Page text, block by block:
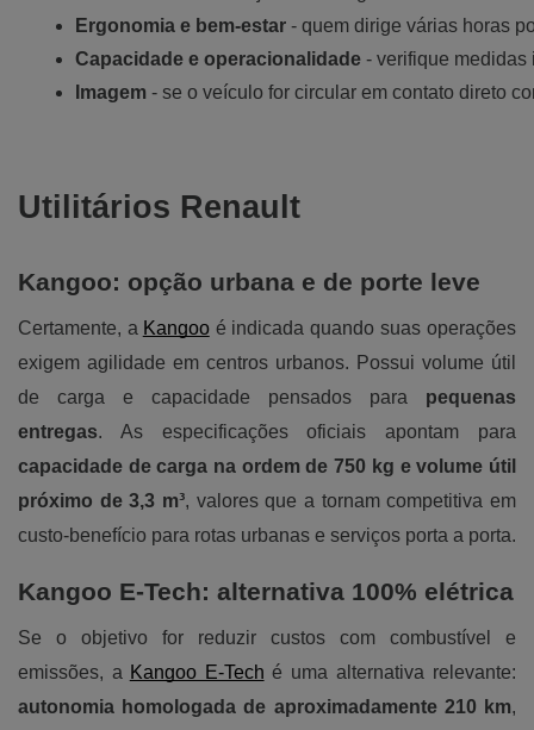
Ergonomia e bem-estar - quem dirige várias horas
Capacidade e operacionalidade - verifique medidas
Imagem - se o veículo for circular em contato direto
Utilitários Renault
Kangoo: opção urbana e de porte leve
Certamente, a Kangooé indicada quando suas operações
exigem agilidade em centros urbanos. Possui volume útil
de carga e capacidade pensados para pequenas
entregas. As especificações oficiais apontam para
capacidade de carga na ordem de 750 kg e volume útil
próximo de 3,3 m³, valores que a tornam competitiva em
custo-benefício para rotas urbanas e serviços porta a porta.
Kangoo E-Tech: alternativa 100% elétrica
Se o objetivo for reduzir custos com combustível e
emissões, a Kangoo E-Tech é uma alternativa relevante:
autonomia homologada de aproximadamente 210 km,